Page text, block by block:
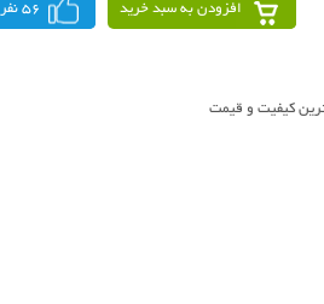
افزودن به سبد خرید 56 نفر
کیفیت و قیمت